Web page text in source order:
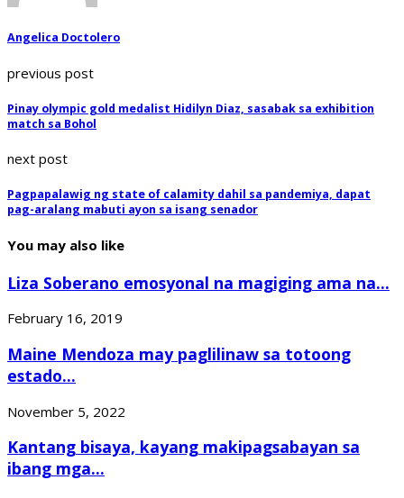
Angelica Doctolero
previous post
Pinay olympic gold medalist Hidilyn Diaz, sasabak sa exhibition
match sa Bohol
next post
Pagpapalawig ng state of calamity dahil sa pandemiya, dapat
pag-aralang mabuti ayon sa isang senador
You may also like
Liza Soberano emosyonal na magiging ama na...
February 16, 2019
Maine Mendoza may paglilinaw sa totoong
estado...
November 5, 2022
Kantang bisaya, kayang makipagsabayan sa
ibang mga...